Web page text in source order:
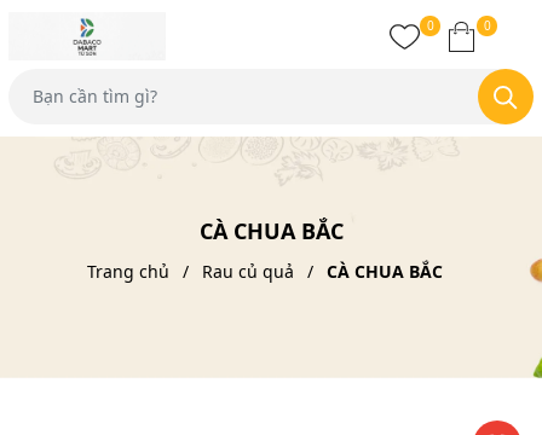
0 0
CÀ CHUA BẮC
Trang chủ Rau củ quả CÀ CHUA BẮC